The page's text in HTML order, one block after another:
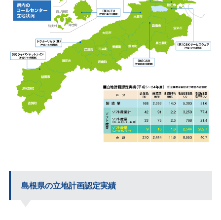
島根県の立地計画認定実績